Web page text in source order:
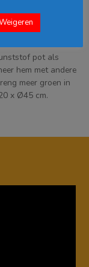
Daarnaast is het
voor een
in een zwarte
pot als
hem met andere
meer groen in
x Ø45 cm.